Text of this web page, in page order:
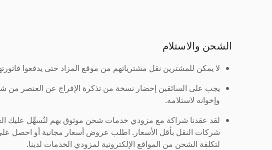
الشحن والاستلام
لا يمكن للمشترين نقل مشترياتهم من موقع المزاد حتى يدفعوا
يجب على السائقين إحضار نسخة من تذكرة الإفراج عن العنصر من
وإخوانه لاستلامه.
لقد عقدنا شراكة مع مزودي خدمات شحن موثوق بهم لنُسهِّل عليك
شركات النقل بأقل الأسعار. اطلب عروض أسعار مجانية أو احصل
لتكلفة الشحن من المواقع الإلكترونية لمزودي الخدمات لدينا.